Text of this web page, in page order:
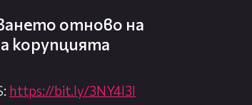
отново на
корупцията
https://bit.ly/3NY4l3I